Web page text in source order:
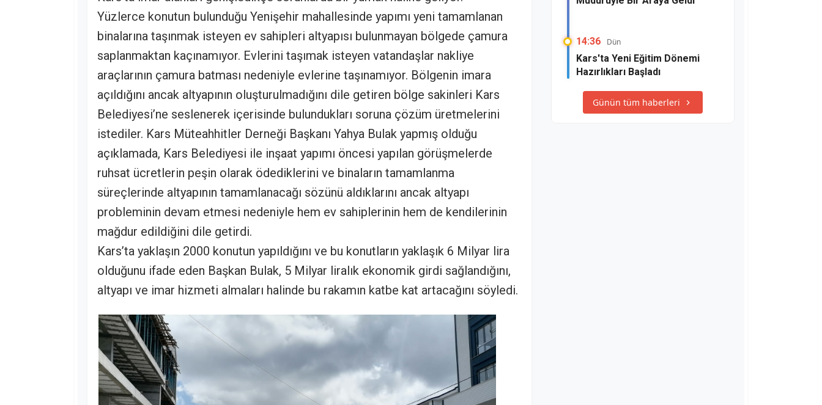
Yüzlerce konutun bulunduğu Yenişehir mahallesinde yapımı yeni tamamlanan
binalarına taşınmak isteyen ev sahipleri altyapısı bulunmayan bölgede çamura
saplanmaktan kaçınamıyor. Evlerini taşımak isteyen vatandaşlar nakliye
araçlarının çamura batması nedeniyle evlerine taşınamıyor. Bölgenin imara
açıldığını ancak altyapının oluşturulmadığını dile getiren bölge sakinleri Kars
Belediyesi’ne seslenerek içerisinde bulundukları soruna çözüm üretmelerini
istediler. Kars Müteahhitler Derneği Başkanı Yahya Bulak yapmış olduğu
açıklamada, Kars Belediyesi ile inşaat yapımı öncesi yapılan görüşmelerde
ruhsat ücretlerin peşin olarak ödediklerini ve binaların tamamlanma
süreçlerinde altyapının tamamlanacağı sözünü aldıklarını ancak altyapı
probleminin devam etmesi nedeniyle hem ev sahiplerinin hem de kendilerinin
mağdur edildiğini dile getirdi.
Kars’ta yaklaşın 2000 konutun yapıldığını ve bu konutların yaklaşık 6 Milyar lira
olduğunu ifade eden Başkan Bulak, 5 Milyar liralık ekonomik girdi sağlandığını,
altyapı ve imar hizmeti almaları halinde bu rakamın katbe kat artacağını söyledi.
14:36 Dün
Kars'ta Yeni Eğitim Dönemi
Hazırlıkları Başladı
Günün tüm haberleri